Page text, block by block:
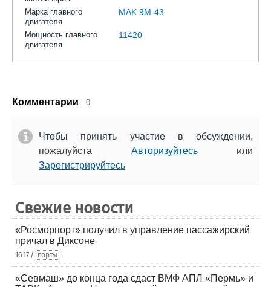
Марка главного
двигателя
MAK 9M-43
Мощность главного
двигателя
11420
Комментарии 0.
Чтобы принять участие в обсуждении,
пожалуйста Авторизуйтесьили
Зарегистрируйтесь
Свежие новости
«Росморпорт» получил в управление пассажирский
причал в Диксоне
16:17 / порты
«Севмаш» до конца года сдаст ВМФ АПЛ «Пермь» и